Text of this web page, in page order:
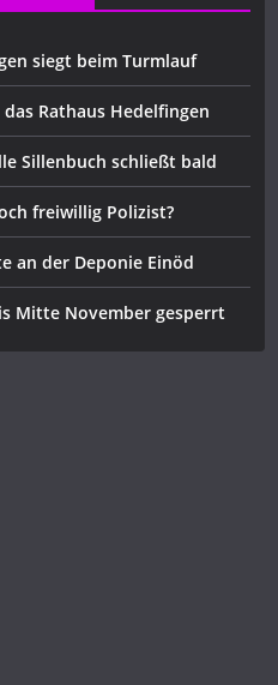
siegt beim Turmlauf
Rathaus Hedelfingen
Sillenbuch schließt bald
freiwillig Polizist?
an der Deponie Einöd
Mitte November gesperrt